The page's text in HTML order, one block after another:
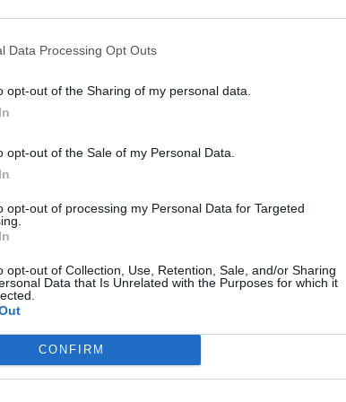
Data Processing Opt Outs
opt-out of the Sharing of my personal data.
opt-out of the Sale of my Personal Data.
opt-out of processing my Personal Data for Targeted
opt-out of Collection, Use, Retention, Sale, and/or Sharing
Data that Is Unrelated with the Purposes for which it
CONFIRM
ισραηλινή επίθεση 50 ημερών που σκότωσε
551 παιδιών.
μιας ισραηλινής επίθεσης που διήρκεσε
67 παιδιών.
που μαίνεται στη Λωρίδα της Γάζας που
έχει σκοτώσει τουλάχιστον 16.015
Γάζα να είναι γυναίκες και παιδιά, σύμφωνα με